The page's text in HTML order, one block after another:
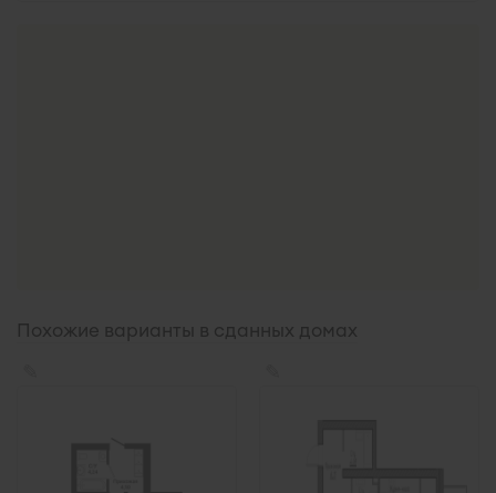
Похожие варианты в сданных домах